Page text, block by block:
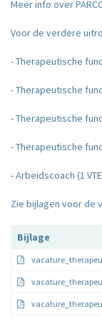
Meer info over
Voor de verdere
- Therapeutische
- Therapeutische
- Therapeutische
- Therapeutische
- Arbeidscoach (1
Zie bijlagen voor de
Bijlage